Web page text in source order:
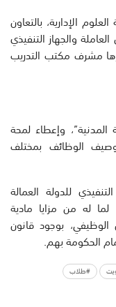
الإدارية، بالتعاون
والجهاز التنفيذي
مشرف مكتب التدريب
وإعطاء لمحة
الوظائف بمختلف
للدولة العمالة
له من مزايا مادية
بوجود قانون
الحكومة بهم.
#طلاب